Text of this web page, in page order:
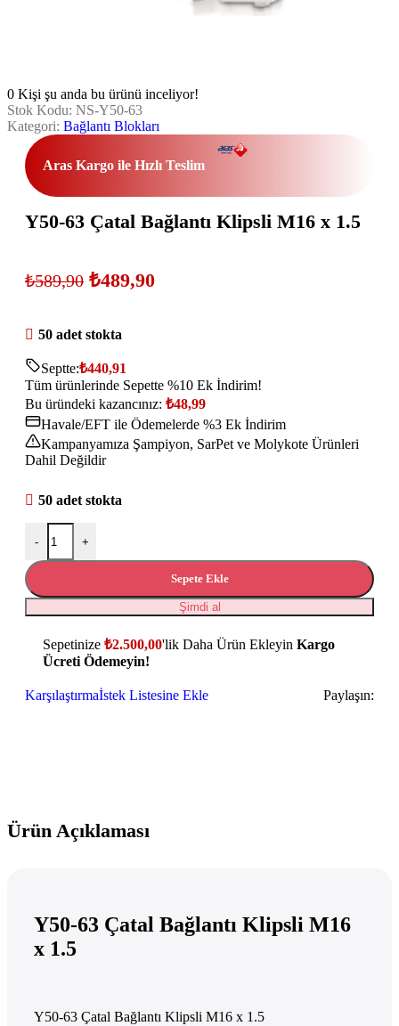
0 Kişi şu anda bu ürünü inceliyor!
Stok Kodu: NS-Y50-63
Kategori: Bağlantı Blokları
Aras Kargo ile Hızlı Teslim
Y50-63 Çatal Bağlantı Klipsli M16 x 1.5
₺589,90 ₺489,90
50 adet stokta
Septte:₺440,91
Tüm ürünlerinde Sepette %10 Ek İndirim!
Bu üründeki kazancınız: ₺48,99
Havale/EFT ile Ödemelerde %3 Ek İndirim
Kampanyamıza Şampiyon, SarPet ve Molykote Ürünleri
Dahil Değildir
50 adet stokta
- +
Sepete Ekle
Şimdi al
Sepetinize ₺2.500,00'lik Daha Ürün Ekleyin Kargo
Ücreti Ödemeyin!
Karşılaştırmaİstek Listesine Ekle Paylaşın:
Ürün Açıklaması
Y50-63 Çatal Bağlantı Klipsli M16
x 1.5
Y50-63 Çatal Bağlantı Klipsli M16 x 1.5